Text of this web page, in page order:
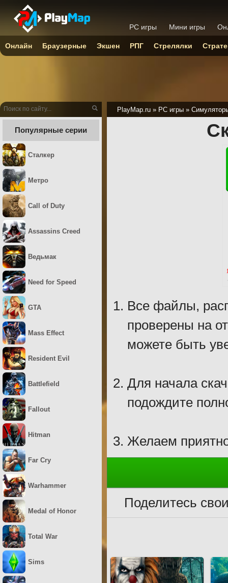
PlayMap.ru » PC игры »
Все файлы,
проверены на
можете быть
Для начала
подождите
Желаем
Поделитесь
Популярные серии
Сталкер
Метро
Call of Duty
Assassins Creed
Ведьмак
Need for Speed
GTA
Mass Effect
Resident Evil
Battlefield
Fallout
Hitman
Far Cry
Warhammer
Medal of Honor
Total War
Sims
PC игры Мини игры
Онлайн Браузерные Экшен РПГ Стрелялки